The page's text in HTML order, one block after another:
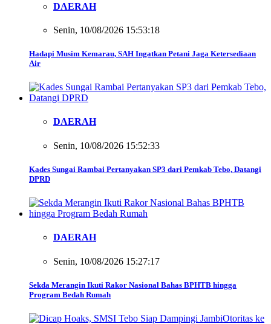
DAERAH
Senin, 10/08/2026 15:53:18
Hadapi Musim Kemarau, SAH Ingatkan Petani Jaga Ketersediaan
Air
DAERAH
Senin, 10/08/2026 15:52:33
Kades Sungai Rambai Pertanyakan SP3 dari Pemkab Tebo, Datangi
DPRD
DAERAH
Senin, 10/08/2026 15:27:17
Sekda Merangin Ikuti Rakor Nasional Bahas BPHTB hingga
Program Bedah Rumah